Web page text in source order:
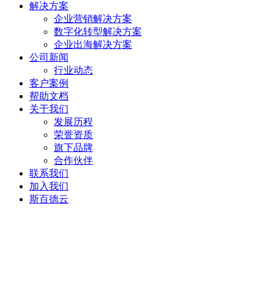
解决方案
企业营销解决方案
数字化转型解决方案
企业出海解决方案
公司新闻
行业动态
客户案例
帮助文档
关于我们
发展历程
荣誉资质
旗下品牌
合作伙伴
联系我们
加入我们
斯百德云